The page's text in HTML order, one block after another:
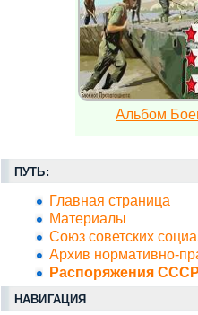
Альбом
ПУТЬ:
Главная страница
Материалы
Союз советских
Архив нормативно-
Распоряжения
НАВИГАЦИЯ